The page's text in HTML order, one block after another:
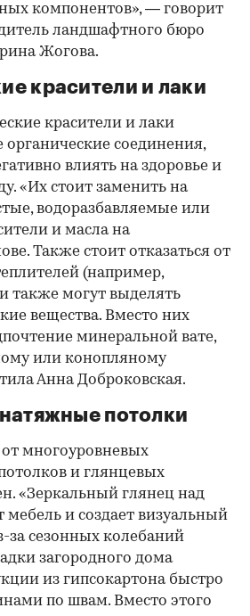
компонентов», — говорит
ландшафтного бюро
Жогова.
красители и лаки
красители и лаки
органические соединения,
влиять на здоровье и
«Их стоит заменить на
водоразбавляемые или
и масла на
Также стоит отказаться от
(например,
также могут выделять
вещества. Вместо них
минеральной вате,
или конопляному
Анна Доброковская.
потолки
от многоуровневых
и глянцевых
«Зеркальный глянец над
мебель и создает визуальный
за сезонных колебаний
загородного дома
из гипсокартона быстро
по швам. Вместо этого